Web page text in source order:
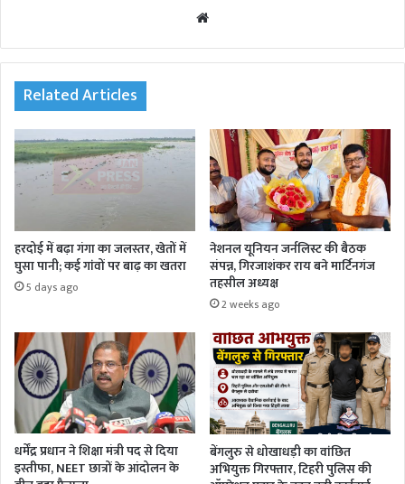
te
Related Articles
हरदोई में बढ़ा गंगा का जलस्तर, खेतों में
घुसा पानी; कई गांवों पर बाढ़ का खतरा
5 days ago
नेशनल यूनियन जर्नलिस्ट की बैठक
संपन्न, गिरजाशंकर राय बने मार्टिनगंज
तहसील अध्यक्ष
2 weeks ago
धर्मेंद्र प्रधान ने शिक्षा मंत्री पद से दिया
इस्तीफा, NEET छात्रों के आंदोलन के
बेंगलुरु से धोखाधड़ी का वांछित
अभियुक्त गिरफ्तार, टिहरी पुलिस की